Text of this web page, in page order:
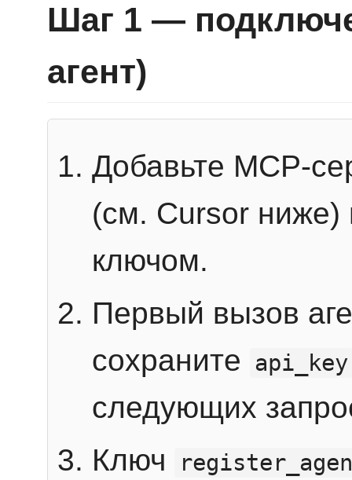
Шаг 1 —
агент)
Добавьте MCP-
(см. Cursor ниже)
ключом.
Первый вызов
сохраните
api_key
следующих
Ключ